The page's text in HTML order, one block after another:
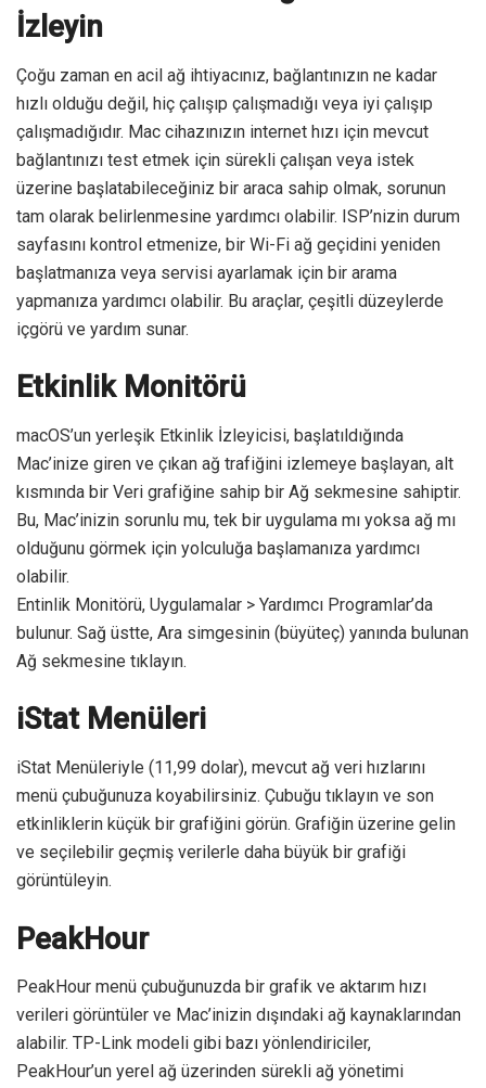
İzleyin
Çoğu zaman en acil ağ ihtiyacınız, bağlantınızın ne kadar
hızlı olduğu değil, hiç çalışıp çalışmadığı veya iyi çalışıp
çalışmadığıdır. Mac cihazınızın internet hızı için mevcut
bağlantınızı test etmek için sürekli çalışan veya istek
üzerine başlatabileceğiniz bir araca sahip olmak, sorunun
tam olarak belirlenmesine yardımcı olabilir. ISP’nizin durum
sayfasını kontrol etmenize, bir Wi-Fi ağ geçidini yeniden
başlatmanıza veya servisi ayarlamak için bir arama
yapmanıza yardımcı olabilir. Bu araçlar, çeşitli düzeylerde
içgörü ve yardım sunar.
Etkinlik Monitörü
macOS’un yerleşik Etkinlik İzleyicisi, başlatıldığında
Mac’inize giren ve çıkan ağ trafiğini izlemeye başlayan, alt
kısmında bir Veri grafiğine sahip bir Ağ sekmesine sahiptir.
Bu, Mac’inizin sorunlu mu, tek bir uygulama mı yoksa ağ mı
olduğunu görmek için yolculuğa başlamanıza yardımcı
olabilir.
Entinlik Monitörü, Uygulamalar > Yardımcı Programlar’da
bulunur. Sağ üstte, Ara simgesinin (büyüteç) yanında bulunan
Ağ sekmesine tıklayın.
iStat Menüleri
iStat Menüleriyle (11,99 dolar), mevcut ağ veri hızlarını
menü çubuğunuza koyabilirsiniz. Çubuğu tıklayın ve son
etkinliklerin küçük bir grafiğini görün. Grafiğin üzerine gelin
ve seçilebilir geçmiş verilerle daha büyük bir grafiği
görüntüleyin.
PeakHour
PeakHour menü çubuğunuzda bir grafik ve aktarım hızı
verileri görüntüler ve Mac’inizin dışındaki ağ kaynaklarından
alabilir. TP-Link modeli gibi bazı yönlendiriciler,
PeakHour’un yerel ağ üzerinden sürekli ağ yönetimi